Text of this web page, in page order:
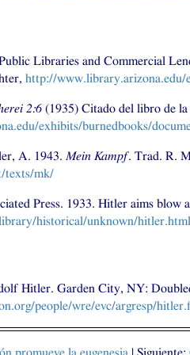
Libraries and Commercial
http://www.library.arizona.edu/
2:6 (1935) Citado del libro de
exhibits/burnedbooks/
A. 1943. Mein Kampf. Trad. R.
texts/mk/
Press. 1933. Hitler aims blow
historical/unknown/hitler.html
Hitler. Garden City, NY:
people/wre/evc/argresp/